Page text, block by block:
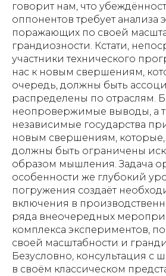
говорит нам, что
оппонентов требует анализа
поражающих по своей
грандиозности. Кстати,
участники технического
нас к новым свершениям,
очередь, должны быть
распределены по отраслям.
неопровержимые выводы, а
независимые государства
новым свершениям,
должны быть ограничены
образом мышления. Задача
особенности же глубокий
погружения создаёт
включения в
ряда внеочередных
комплекса экспериментов,
своей масштабности и
Безусловно, консультация с
в своём классическом